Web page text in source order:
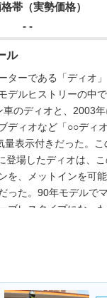
帯（実勢価格）
- -
ル
ターである「ディオ
デルヒストリーの中
車のディオと、2003
ディオなど「○○ディ
量表示付きだった。
登場したディオは、
を、メットインを可
った。90年モデルで
ブレスタイプになっ
を付けることに成功